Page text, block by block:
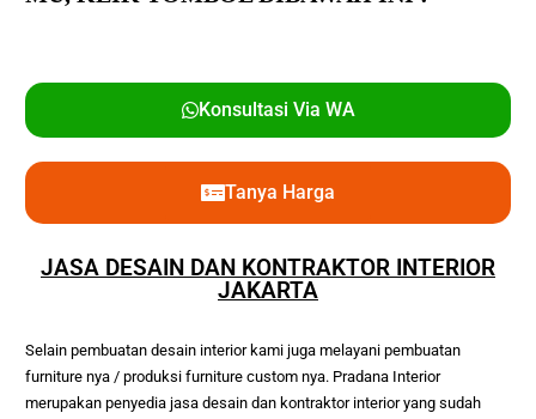
Konsultasi Via WA
Tanya Harga
JASA DESAIN DAN KONTRAKTOR INTERIOR
JAKARTA
Selain pembuatan desain interior kami juga melayani pembuatan
furniture nya / produksi furniture custom nya. Pradana Interior
merupakan penyedia jasa desain dan kontraktor interior yang sudah